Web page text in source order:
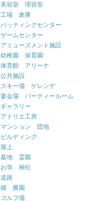
美容室 理容室
工場 倉庫
バッティングセンター
ゲームセンター
アミューズメント施設
幼稚園 保育園
体育館 アリーナ
公共施設
スキー場 ゲレンデ
宴会場 パーティールーム
ギャラリー
アトリエ工房
マンション 団地
ビルディング
屋上
墓地 霊園
お寺 神社
道路
畑 農園
ゴルフ場